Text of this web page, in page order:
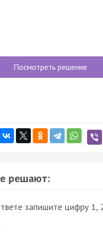
Посмотреть решение
решают:
запишите цифру